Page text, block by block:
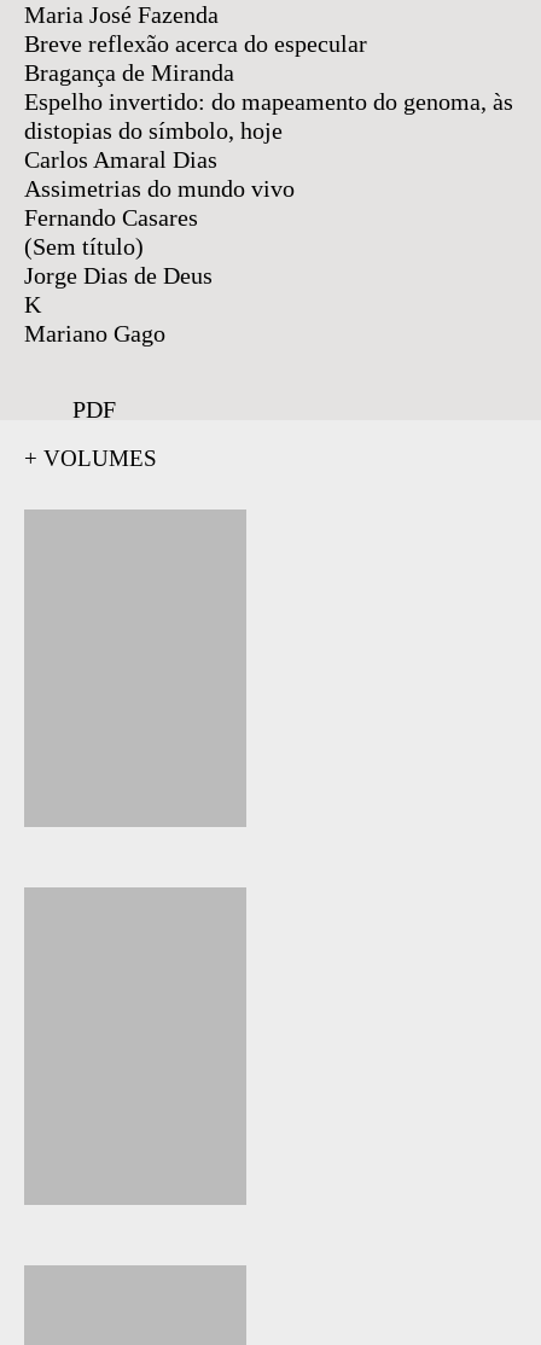
Maria José Fazenda
Breve reflexão acerca do especular
Bragança de Miranda
Espelho invertido: do mapeamento do genoma, às
distopias do símbolo, hoje
Carlos Amaral Dias
Assimetrias do mundo vivo
Fernando Casares
(Sem título)
Jorge Dias de Deus
K
Mariano Gago
PDF
+ VOLUMES